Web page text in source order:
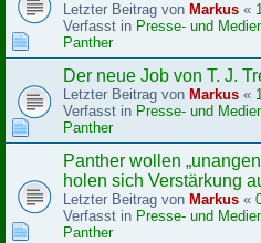
Letzter Beitrag von Markus «
Verfasst in Presse- und
Panther
Der neue Job von T. J.
Letzter Beitrag von Markus «
Verfasst in Presse- und
Panther
Panther wollen
holen sich Verstärkung
Letzter Beitrag von Markus «
Verfasst in Presse- und
Panther